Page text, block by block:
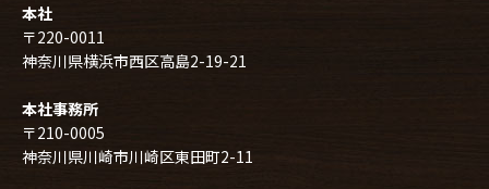
本社
〒220-0011
神奈川県横浜市西区高島2-19-21
本社事務所
〒210-0005
神奈川県川崎市川崎区東田町2-11